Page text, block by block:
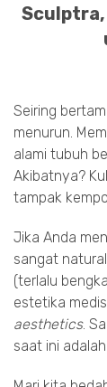
Seiring
menurun.
alami tubuh
Akibatnya?
tampak
Jika Anda
sangat
(terlalu
estetika
aesthetics.
saat ini adalah